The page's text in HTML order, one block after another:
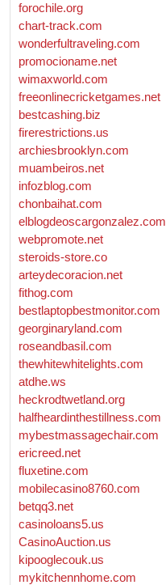
forochile.org
chart-track.com
wonderfultraveling.com
promocioname.net
wimaxworld.com
freeonlinecricketgames.net
bestcashing.biz
firerestrictions.us
archiesbrooklyn.com
muambeiros.net
infozblog.com
chonbaihat.com
elblogdeoscargonzalez.com
webpromote.net
steroids-store.co
arteydecoracion.net
fithog.com
bestlaptopbestmonitor.com
georginaryland.com
roseandbasil.com
thewhitewhitelights.com
atdhe.ws
heckrodtwetland.org
halfheardinthestillness.com
mybestmassagechair.com
ericreed.net
fluxetine.com
mobilecasino8760.com
betqq3.net
casinoloans5.us
CasinoAuction.us
kipooglecouk.us
mykitchennhome.com